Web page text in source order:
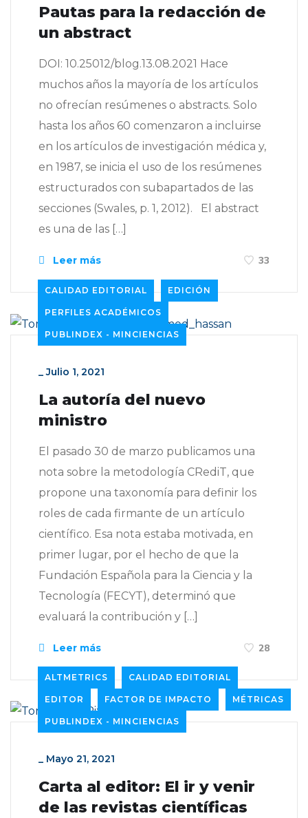
Pautas para la redacción de
un abstract
DOI: 10.25012/blog.13.08.2021 Hace
muchos años la mayoría de los artículos
no ofrecían resúmenes o abstracts. Solo
hasta los años 60 comenzaron a incluirse
en los artículos de investigación médica y,
en 1987, se inicia el uso de los resúmenes
estructurados con subapartados de las
secciones (Swales, p. 1, 2012). El abstract
es una de las […]
Leer más 33
CALIDAD EDITORIAL EDICIÓN
PERFILES ACADÉMICOS
PUBLINDEX - MINCIENCIAS
_Julio 1, 2021
La autoría del nuevo
ministro
El pasado 30 de marzo publicamos una
nota sobre la metodología CRediT, que
propone una taxonomía para definir los
roles de cada firmante de un artículo
científico. Esa nota estaba motivada, en
primer lugar, por el hecho de que la
Fundación Española para la Ciencia y la
Tecnología (FECYT), determinó que
evaluará la contribución y […]
Leer más 28
ALTMETRICS CALIDAD EDITORIAL
EDITOR FACTOR DE IMPACTO MÉTRICAS
PUBLINDEX - MINCIENCIAS
_ Mayo 21, 2021
Carta al editor: El ir y venir
de las revistas científicas